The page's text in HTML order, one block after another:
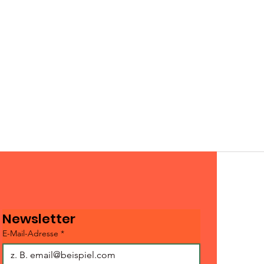
Newsletter
E-Mail-Adresse *